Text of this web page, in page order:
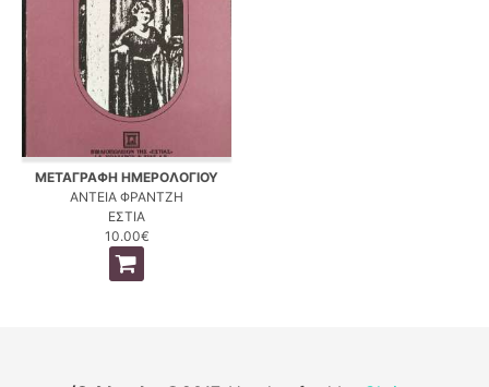
ΜΕΤΑΓΡΑΦΗ ΗΜΕΡΟΛΟΓΙΟΥ
ΑΝΤΕΙΑ ΦΡΑΝΤΖΗ
ΕΣΤΙΑ
10.00€